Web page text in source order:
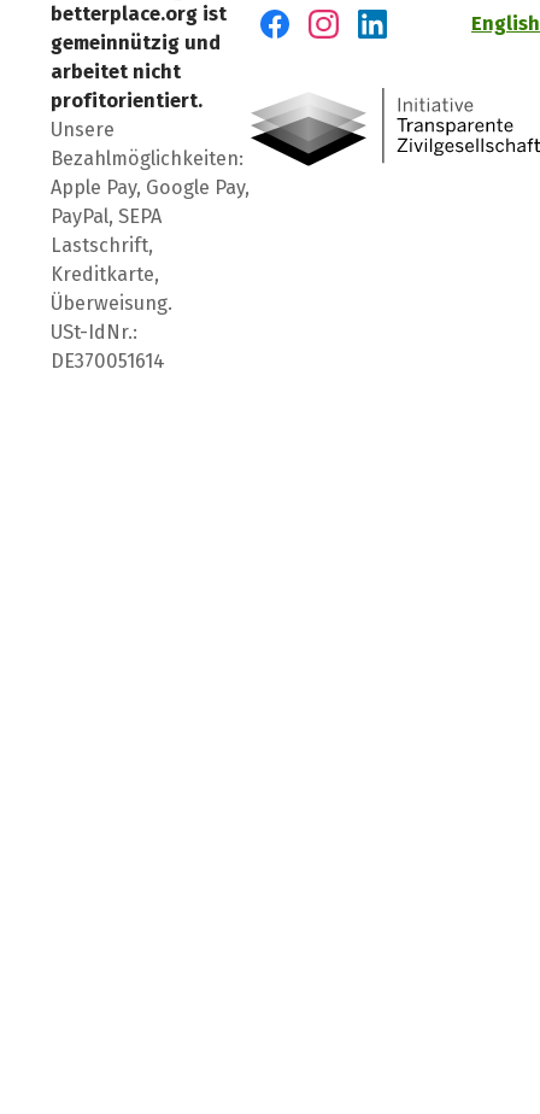
betterplace.org ist
gemeinnützig und
arbeitet nicht
profitorientiert.
Unsere
Bezahlmöglichkeiten:
Apple Pay, Google Pay,
PayPal, SEPA
Lastschrift,
Kreditkarte,
Überweisung.
USt-IdNr.:
DE370051614
English